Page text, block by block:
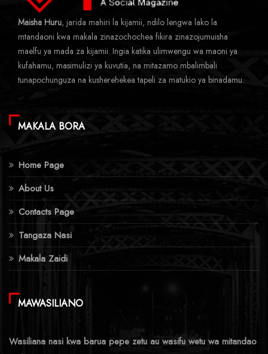
Maisha Huru, jarida mahiri la kijamii, ndilo lengwa lako la
mtandaoni kwa makala zinazochochea fikira zinazojumuisha
maelfu ya mada za kijamii. Ingia katika ulimwengu wa maoni ya
kufahamu, masimulizi ya kuvutia, na mitazamo mbalimbali
tunapochunguza na kusherehekea tapeli za matukio ya binadamu.
MAKALA BORA
Home Page
About Us
Contacts Page
Tangaza Nasi
Makala Zaidi
MAWASILIANO
Wasiliana nasi kwa barua pepe zetu au wasifu wetu wa mitandao